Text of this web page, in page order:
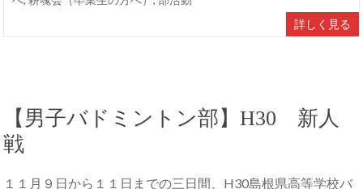
詳しく見る
【男子バドミントン部】H30 新人
戦
１１月９日から１１日までの三日間、H30島根県高等学校バ